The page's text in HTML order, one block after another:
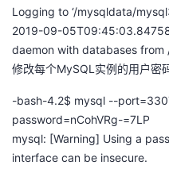
Logging to ‘/mysqldata/
2019-09-
daemon with databases
修改每个MySQL实例的用户密
-bash-4.2$ mysql --
password=nCohVRg-=7LP
mysql: [Warning] Using a
interface can be insecure.